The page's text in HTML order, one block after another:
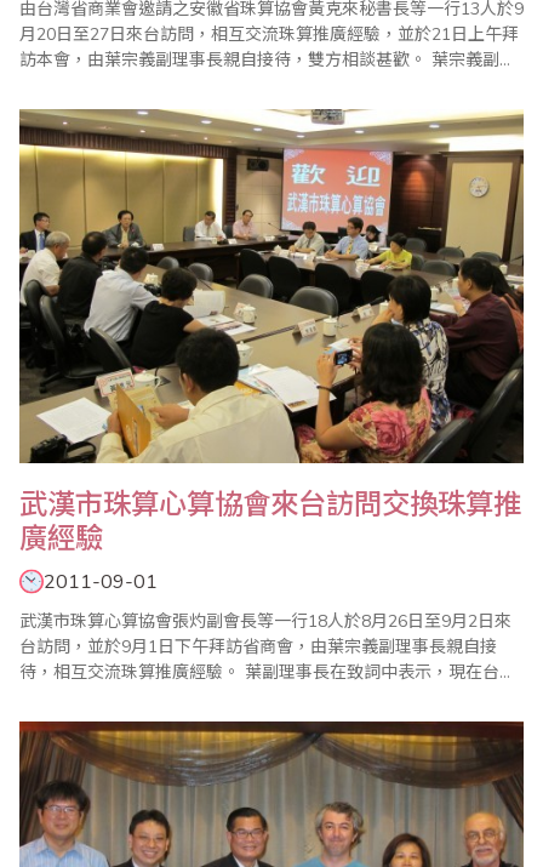
由台灣省商業會邀請之安徽省珠算協會黃克來秘書長等一行13人於9
月20日至27日來台訪問，相互交流珠算推廣經驗，並於21日上午拜
訪本會，由葉宗義副理事長親自接待，雙方相談甚歡。 葉宗義副理
岸珠算學術交流會暨少年珠算觀摩聯誼賽後，也陸陸續續在兩岸各
項交流活動中相互交換推廣心得，至今已超過10年，見到各位就像
見到老朋友一樣親切，非常..
武漢市珠算心算協會來台訪問交換珠算推
廣經驗
2011-09-01
武漢市珠算心算協會張灼副會長等一行18人於8月26日至9月2日來
台訪問，並於9月1日下午拜訪省商會，由葉宗義副理事長親自接
待，相互交流珠算推廣經驗。 葉副理事長在致詞中表示，現在台灣
對較高，是社會要重視的問題，若透過珠心算的學習，刺激腦細胞
的活動，會是預防老年失智症的的方法之一，在7月31日台灣省商業
會舉辦的慶祝世界珠..